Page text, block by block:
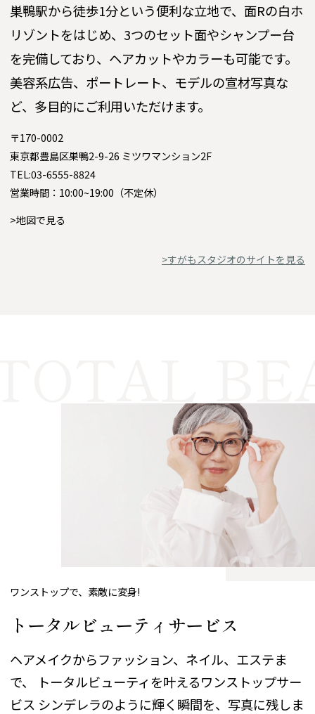
巣鴨駅から徒歩1分という便利な立地で、面Rの白ホ
リゾントをはじめ、3つのセット面やシャンプー台
を完備しており、ヘアカットやカラーも可能です。
美容系広告、ポートレート、モデルの宣材写真な
ど、多目的にご利用いただけます。
〒170-0002
東京都豊島区巣鴨2-9-26 ミツワマンション2F
TEL:03-6555-8824
営業時間：10:00~19:00（不定休）
>地図で見る
>すがもスタジオのサイトを見る
ワンストップで、素敵に変身!
トータルビューティサービス
ヘアメイクからファッション、ネイル、エステま
で、
トータルビューティを叶えるワンストップサー
ビス シンデレラのように輝く瞬間を、写真に残しま